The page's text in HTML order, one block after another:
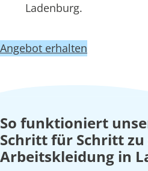
Ladenburg.
Angebot erhalten
So funktioniert
Schritt für Schritt
Arbeitskleidung in